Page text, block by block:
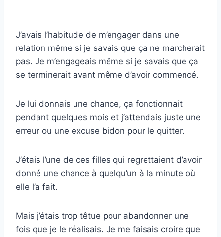
J’avais l’habitude de m’engager dans une
relation même si je savais que ça ne marcherait
pas. Je m’engageais même si je savais que ça
se terminerait avant même d’avoir commencé.
Je lui donnais une chance, ça fonctionnait
pendant quelques mois et j’attendais juste une
erreur ou une excuse bidon pour le quitter.
J’étais l’une de ces filles qui regrettaient d’avoir
donné une chance à quelqu’un à la minute où
elle l’a fait.
Mais j’étais trop têtue pour abandonner une
fois que je le réalisais. Je me faisais croire que